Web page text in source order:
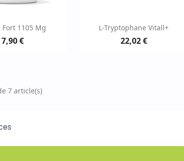
rapide
Fort 1105 Mg
7,90 €
Aperçu rapide
L-Tryptophane Vitall+
22,02 €
7 article(s)